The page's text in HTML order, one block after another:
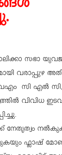
സഭാ
വരാപ്പുഴ
സി എൽ
വിവിധ
നേതൃത്വം
ഫ്ലാഷ്